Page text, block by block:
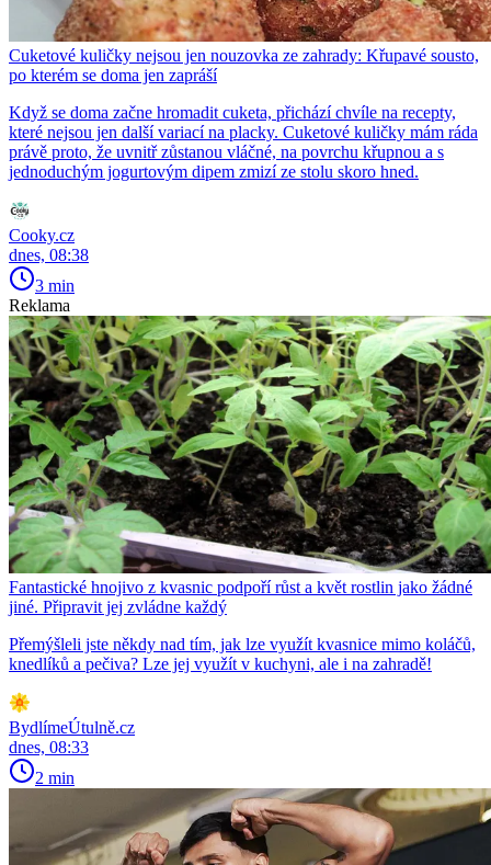
Cuketové kuličky nejsou jen nouzovka ze zahrady: Křupavé sousto,
po kterém se doma jen zapráší
Když se doma začne hromadit cuketa, přichází chvíle na recepty,
které nejsou jen další variací na placky. Cuketové kuličky mám ráda
právě proto, že uvnitř zůstanou vláčné, na povrchu křupnou a s
jednoduchým jogurtovým dipem zmizí ze stolu skoro hned.
Cooky.cz
dnes, 08:38
3 min
Reklama
Fantastické hnojivo z kvasnic podpoří růst a květ rostlin jako žádné
jiné. Připravit jej zvládne každý
Přemýšleli jste někdy nad tím, jak lze využít kvasnice mimo koláčů,
knedlíků a pečiva? Lze jej využít v kuchyni, ale i na zahradě!
BydlímeÚtulně.cz
dnes, 08:33
2 min